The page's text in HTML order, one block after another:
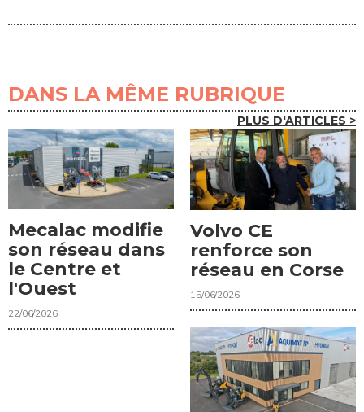
DANS LA MÊME RUBRIQUE
PLUS D'ARTICLES >
Mecalac modifie
son réseau dans
le Centre et
l'Ouest
22/06/2026
Volvo CE
renforce son
réseau en Corse
15/06/2026